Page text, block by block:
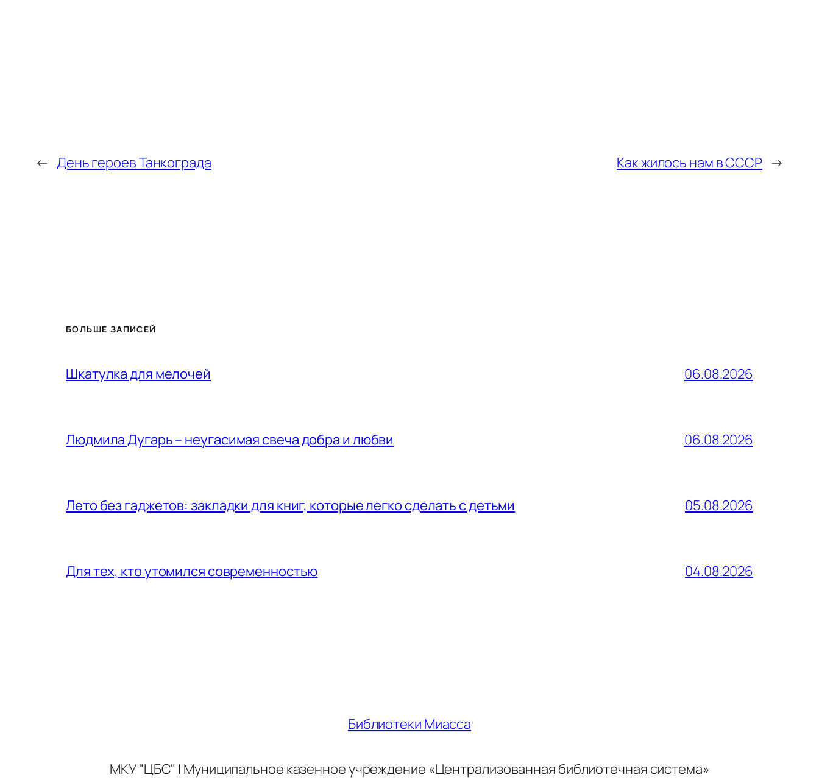
← День героев Танкограда Как жилось нам в СССР →
БОЛЬШЕ ЗАПИСЕЙ
Шкатулка для мелочей 06.08.2026
Людмила Дугарь – неугасимая свеча добра и любви 06.08.2026
Лето без гаджетов: закладки для книг, которые легко сделать с детьми 05.08.2026
Для тех, кто утомился современностью 04.08.2026
Библиотеки Миасса
МКУ "ЦБС" | Муниципальное казенное учреждение «Централизованная библиотечная система»